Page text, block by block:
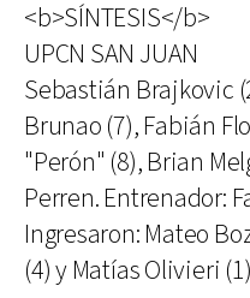
<b>SÍNTESIS</b>
UPCN SAN JUAN
Sebastián Brajkovic
Brunao (7), Fabián
"Perón" (8), Brian
Perren. Entrenador:
Ingresaron: Mateo
(4) y Matías Olivieri